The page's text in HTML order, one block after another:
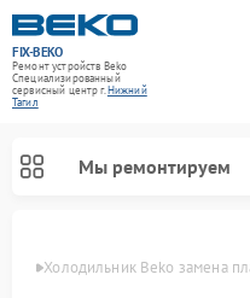
FIX-BEKO
Ремонт устройств Beko
Специализированный
cервисный центр г.Нижний
Тагил
Мы ремонтируем
Холодильник Beko замена